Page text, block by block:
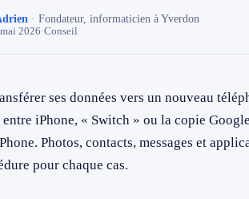
· Fondateur, informaticien à Yverdon
2026·Conseil
ses données vers un nouveau
iPhone, « Switch » ou la copie
Photos, contacts, messages et
pour chaque cas.